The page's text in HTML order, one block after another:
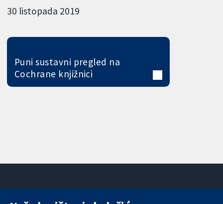
30 listopada 2019
Puni sustavni pregled na
Cochrane knjižnici